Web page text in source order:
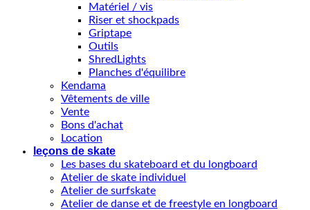
Matériel / vis
Riser et shockpads
Griptape
Outils
ShredLights
Planches d'équilibre
Kendama
Vêtements de ville
Vente
Bons d'achat
Location
leçons de skate
Les bases du skateboard et du longboard
Atelier de skate individuel
Atelier de surfskate
Atelier de danse et de freestyle en longboard